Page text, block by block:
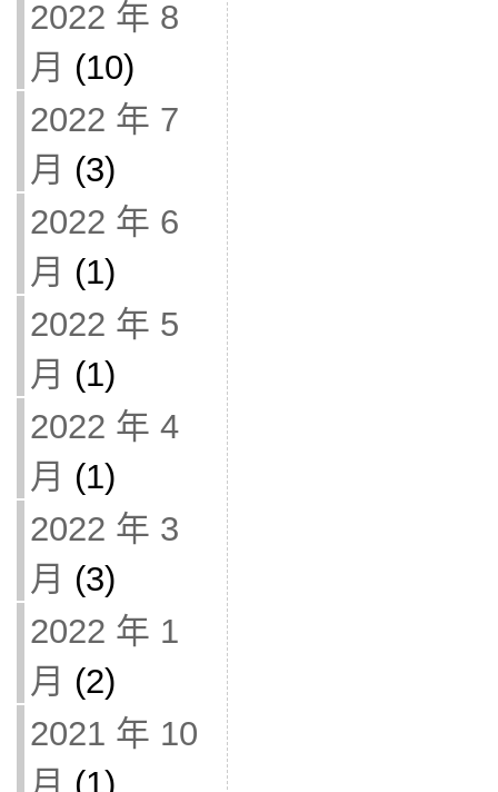
2022 年 8
月 (10)
2022 年 7
月 (3)
2022 年 6
月 (1)
2022 年 5
月 (1)
2022 年 4
月 (1)
2022 年 3
月 (3)
2022 年 1
月 (2)
2021 年 10
月 (1)